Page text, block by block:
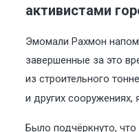
активистами
Эмомали Рахмон
завершенные за это
из строительного
и других сооружениях,
Было подчёркнуто, что